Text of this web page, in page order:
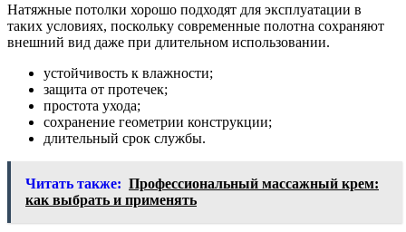
Натяжные потолки хорошо подходят для эксплуатации в
таких условиях, поскольку современные полотна сохраняют
внешний вид даже при длительном использовании.
устойчивость к влажности;
защита от протечек;
простота ухода;
сохранение геометрии конструкции;
длительный срок службы.
Читать также: Профессиональный массажный крем:
как выбрать и применять